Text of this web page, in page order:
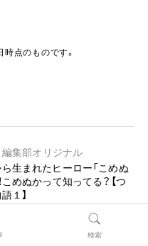
点のものです。
編集部オリジナル
生まれたヒーロー「こめぬ
こめぬかって知ってる？【つ
１】
検索